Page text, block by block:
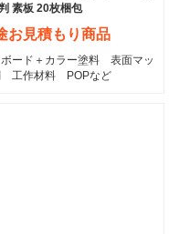
素板 20枚梱包
お見積もり商品
ボード＋カラー塗料 表面マッ
工作材料 POPなど